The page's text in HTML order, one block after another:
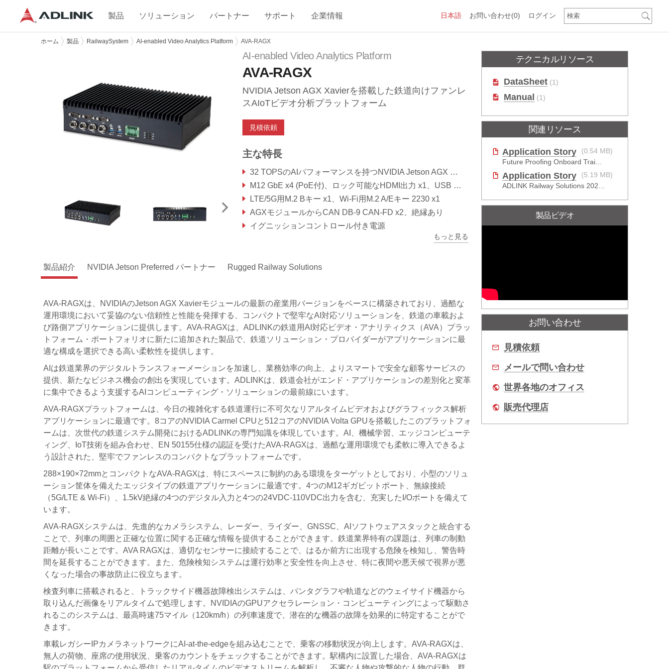
お問い合わせ(0)
日本語 ログイン
製品 ソリューション パートナー サポート 企業情報
ホーム 製品 RailwaySystem AI-enabled Video Analytics Platform AVA-RAGX
AI-enabled Video Analytics Platform
AVA-RAGX
NVIDIA Jetson AGX Xavierを搭載した鉄道向けファンレ
スAIoTビデオ分析プラットフォーム
見積依頼
主な特長
32 TOPSのAIパフォーマンスを持つNVIDIA Jetson AGX Xavier
M12 GbE x4 (PoE付)、ロック可能なHDMI出力 x1、USB 3.0 x4
LTE/5G用M.2 Bキー x1、Wi-Fi用M.2 A/Eキー 2230 x1
AGXモジュールからCAN DB-9 CAN-FD x2、絶縁あり
イグニッションコントロール付き電源
公称電圧：DC24V、DC36V、DC72V、DC110V（EN50155準拠)もっと見る
製品紹介 NVIDIA Jetson Preferred パートナー Rugged Railway Solutions
AVA-RAGXは、NVIDIAのJetson AGX Xavierモジュールの最新の産業用バージョンをベースに構築されており、過酷な
運用環境において妥協のない信頼性と性能を発揮する、コンパクトで堅牢なAI対応ソリューションを、鉄道の車載およ
び路側アプリケーションに提供します。AVA-RAGXは、ADLINKの鉄道用AI対応ビデオ・アナリティクス（AVA）プラッ
トフォーム・ポートフォリオに新たに追加された製品で、鉄道ソリューション・プロバイダーがアプリケーションに最
適な構成を選択できる高い柔軟性を提供します。
AIは鉄道業界のデジタルトランスフォーメーションを加速し、業務効率の向上、よりスマートで安全な顧客サービスの
提供、新たなビジネス機会の創出を実現しています。ADLINKは、鉄道会社がエンド・アプリケーションの差別化と変革
に集中できるよう支援するAIコンピューティング・ソリューションの最前線にいます。
AVA-RAGXプラットフォームは、今日の複雑化する鉄道運行に不可欠なリアルタイムビデオおよびグラフィックス解析
アプリケーションに最適です。8コアのNVIDIA Carmel CPUと512コアのNVIDIA Volta GPUを搭載したこのプラットフォ
ームは、次世代の鉄道システム開発におけるADLINKの専門知識を体現しています。AI、機械学習、エッジコンピューテ
ィング、IoT技術を組み合わせ、EN 50155仕様の認証を受けたAVA-RAGXは、過酷な運用環境でも柔軟に導入できるよ
う設計された、堅牢でファンレスのコンパクトなプラットフォームです。
288×190×72mmとコンパクトなAVA-RAGXは、特にスペースに制約のある環境をターゲットとしており、小型のソリュ
ーション筐体を備えたエッジタイプの鉄道アプリケーションに最適です。4つのM12ギガビットポート、無線接続
（5G/LTE & Wi-Fi）、1.5kV絶縁の4つのデジタル入力と4つの24VDC-110VDC出力を含む、充実したI/Oポートを備えて
います。
AVA-RAGXシステムは、先進的なカメラシステム、レーダー、ライダー、GNSSC、AIソフトウェアスタックと統合する
ことで、列車の周囲と正確な位置に関する正確な情報を提供することができます。鉄道業界特有の課題は、列車の制動
距離が長いことです。AVA RAGXは、適切なセンサーに接続することで、はるか前方に出現する危険を検知し、警告時
間を延長することができます。また、危険検知システムは運行効率と安全性を向上させ、特に夜間や悪天候で視界が悪
くなった場合の事故防止に役立ちます。
検査列車に搭載されると、トラックサイド機器故障検出システムは、パンタグラフや軌道などのウェイサイド機器から
取り込んだ画像をリアルタイムで処理します。NVIDIAのGPUアクセラレーション・コンピューティングによって駆動さ
れるこのシステムは、最高時速75マイル（120km/h）の列車速度で、潜在的な機器の故障を効果的に特定することがで
きます。
車載レガシーIPカメラネットワークにAI-at-the-edgeを組み込むことで、乗客の移動状況が向上します。AVA-RAGXは、
無人の荷物、座席の使用状況、乗客のカウントをチェックすることができます。駅構内に設置した場合、AVA-RAGXは
テクニカルリソース
DataSheet (1)
Manual (1)
関連リソース
Application Story
(0.54 MB)
Application Story
(5.19 MB)
製品ビデオ
お問い合わせ
見積依頼
メールで問い合わせ
世界各地のオフィス
販売代理店